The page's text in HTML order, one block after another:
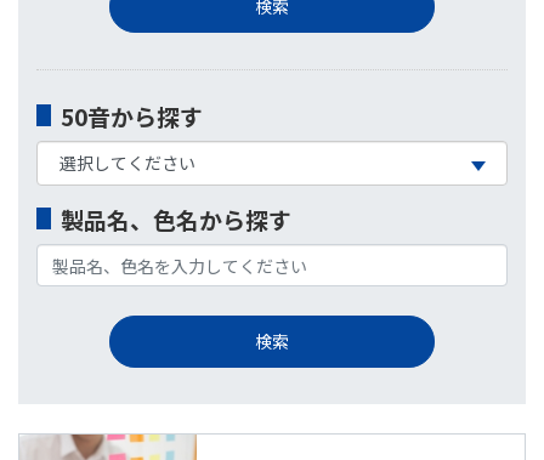
50音から探す
製品名、色名から探す